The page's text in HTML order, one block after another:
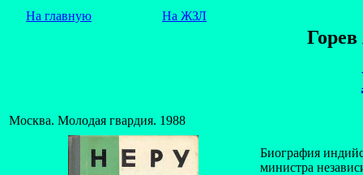
На главную На ЖЗЛ
Москва. Молодая гвардия. 1988
Биография
министра